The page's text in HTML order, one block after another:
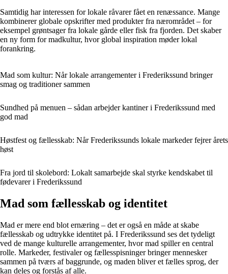
Samtidig har interessen for lokale råvarer fået en renæssance. Mange
kombinerer globale opskrifter med produkter fra nærområdet – for
eksempel grøntsager fra lokale gårde eller fisk fra fjorden. Det skaber
en ny form for madkultur, hvor global inspiration møder lokal
forankring.
Mad som kultur: Når lokale arrangementer i Frederikssund bringer
smag og traditioner sammen
Sundhed på menuen – sådan arbejder kantiner i Frederikssund med
god mad
Høstfest og fællesskab: Når Frederikssunds lokale markeder fejrer årets
høst
Fra jord til skolebord: Lokalt samarbejde skal styrke kendskabet til
fødevarer i Frederikssund
Mad som fællesskab og identitet
Mad er mere end blot ernæring – det er også en måde at skabe
fællesskab og udtrykke identitet på. I Frederikssund ses det tydeligt
ved de mange kulturelle arrangementer, hvor mad spiller en central
rolle. Markeder, festivaler og fællesspisninger bringer mennesker
sammen på tværs af baggrunde, og maden bliver et fælles sprog, der
kan deles og forstås af alle.